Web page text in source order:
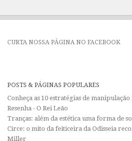
CURTA NOSSA PÁGINA NO FACEBOOK
POSTS & PÁGINAS POPULARES
Conheça as 10 estratégias de
Resenha - O Rei Leão
Tranças: além da estética uma forma de
Circe: o mito da feiticeira da Odisseia
Miller